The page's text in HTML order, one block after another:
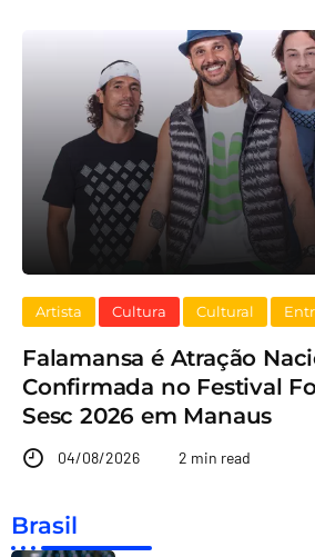
Artista Cultura Cultural
Falamansa é Atração
Confirmada no Festival
Sesc 2026 em Manaus
04/08/2026 2 min read
Brasil